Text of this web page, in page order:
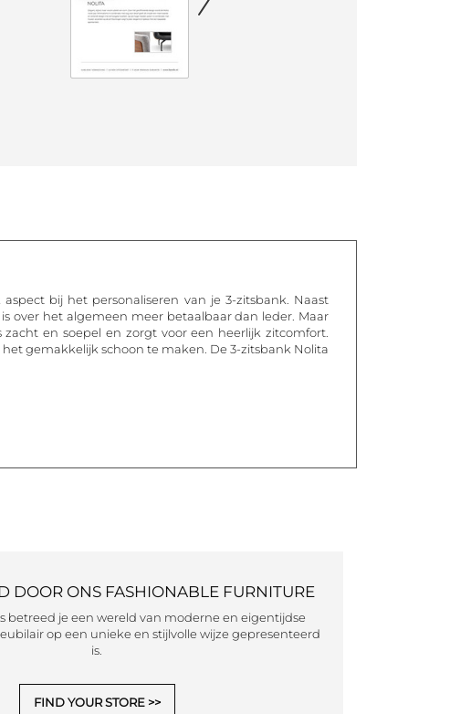
bij het personaliseren van je 3-zitsbank. Naast
over het algemeen meer betaalbaar dan leder. Maar
en soepel en zorgt voor een heerlijk zitcomfort.
gemakkelijk schoon te maken. De 3-zitsbank Nolita
DOOR ONS FASHIONABLE FURNITURE
betreed je een wereld van moderne en eigentijdse
op een unieke en stijlvolle wijze gepresenteerd
is.
FIND YOUR STORE